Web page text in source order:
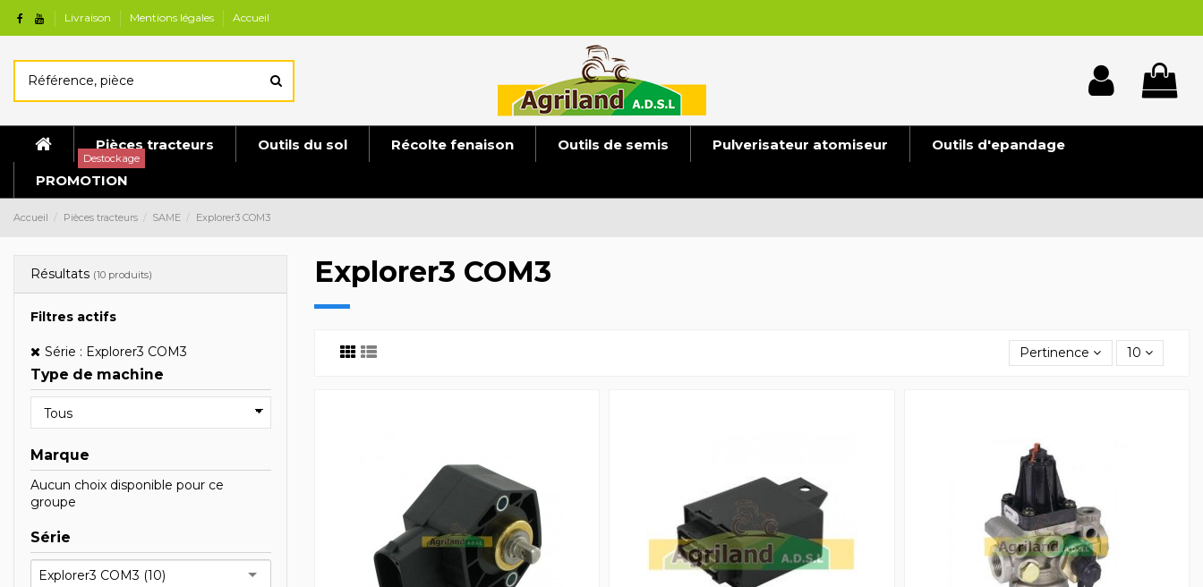
Livraison Mentions légales Accueil
Pièces tracteurs Outils du sol Récolte fenaison Outils de semis Pulverisateur atomiseur Outils d'epandage
PROMOTION
Destockage
Accueil Pièces tracteurs SAME Explorer3 COM3
Explorer3 COM3
Pertinence 10
Résultats (10 produits)
Filtres actifs
Série : Explorer3 COM3
Type de machine
Marque
Aucun choix disponible pour ce
groupe
Série
Explorer3 COM3 (10)